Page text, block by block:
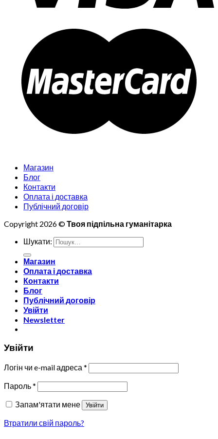
Магазин
Блог
Контакти
Оплата і доставка
Публічний договір
Copyright 2026 ©Твоя підпільна гуманітарка
Шукати:
Магазин
Оплата і доставка
Контакти
Блог
Публічний договір
Увійти
Newsletter
Увійти
Логін чи e-mail адреса *
Пароль*
Запам'ятати мене
Увійти
Втратили свій пароль?